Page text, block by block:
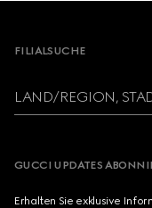
FILIALSUCHE
LAND/REGION,
GUCCI UPDATES
Erhalten Sie exklusive